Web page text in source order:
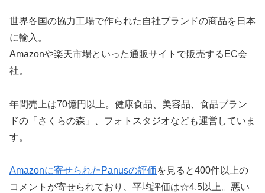
世界各国の協力工場で作られた自社ブランドの商品を日本
に輸入。
Amazonや楽天市場といった通販サイトで販売するEC会
社。
年間売上は70億円以上。健康食品、美容品、食品ブラン
ドの「さくらの森」、フォトスタジオなども運営していま
す。
Amazonに寄せられたPanusの評価を見ると400件以上の
コメントが寄せられており、平均評価は☆4.5以上。悪い